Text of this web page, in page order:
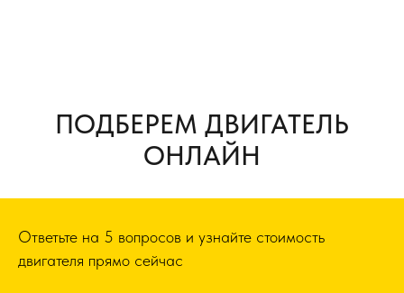
ПОДБЕРЕМ ДВИГАТЕЛЬ
ОНЛАЙН
Ответьте на 5 вопросов и узнайте стоимость
двигателя прямо сейчас